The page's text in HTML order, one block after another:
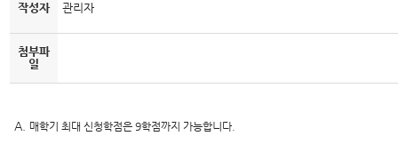
작성자 관리자
첨부파
일
A. 매학기 최대 신청학점은 9학점까지 가능합니다.